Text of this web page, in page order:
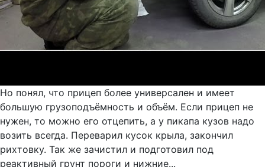
Но понял, что прицеп более универсален и имеет
большую грузоподъёмность и объём. Если прицеп не
нужен, то можно его отцепить, а у пикапа кузов надо
возить всегда. Переварил кусок крыла, закончил
рихтовку. Так же зачистил и подготовил под
реактивный грунт пороги и нижние...